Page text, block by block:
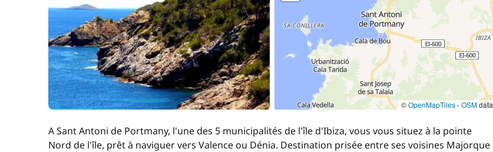
©OpenMapTiles-OSMdata
A Sant Antoni de Portmany, l'une des 5 municipalités de l'île d'Ibiza, vous vous situez à la pointe
Nord de l'île, prêt à naviguer vers Valence ou Dénia. Destination prisée entre ses voisines Majorque